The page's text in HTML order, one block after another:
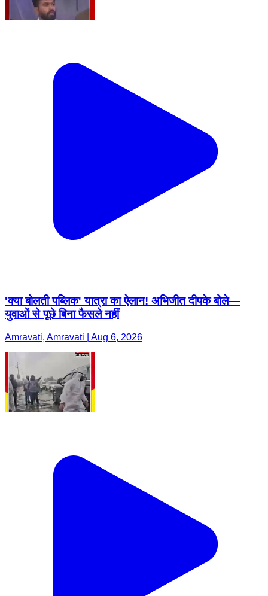
'क्या बोलती पब्लिक' यात्रा का ऐलान! अभिजीत दीपके बोले—
युवाओं से पूछे बिना फैसले नहीं
Amravati, Amravati | Aug 6, 2026